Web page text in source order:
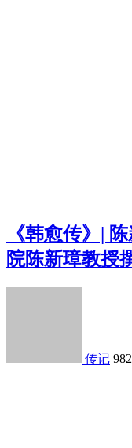
《韩愈传》|
院陈新璋教授
传记 982